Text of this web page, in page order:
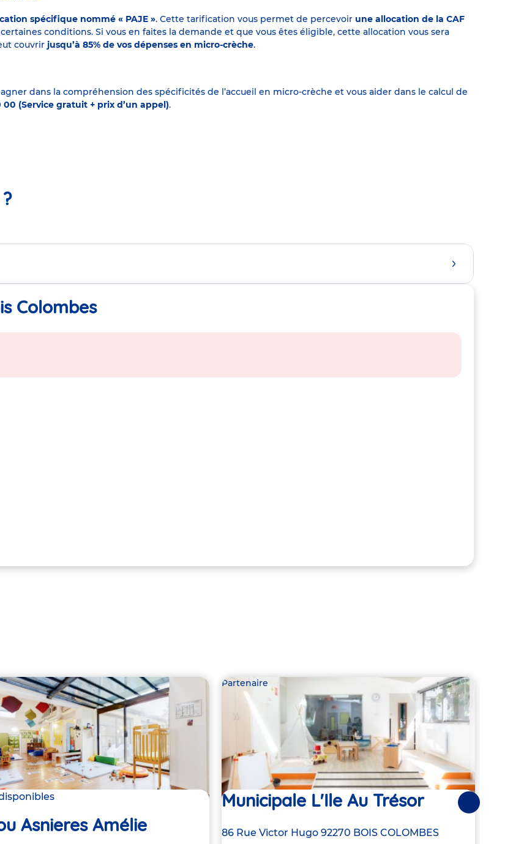
spécifique nommé « PAJE ». Cette tarification vous permet de percevoir une allocation de la CAF
conditions. Si vous en faites la demande et que vous êtes éligible, cette allocation vous sera
couvrir jusqu’à 85% de vos dépenses en micro-crèche.
dans la compréhension des spécificités de l’accueil en micro-crèche et vous aider dans le calcul de
00 (Service gratuit + prix d’un appel).
Colombes
Asnieres Amélie
Partenaire
Municipale L'Ile Au Trésor
Adresse
86 Rue Victor Hugo 92270 BOIS COLOMBES
Suivantes